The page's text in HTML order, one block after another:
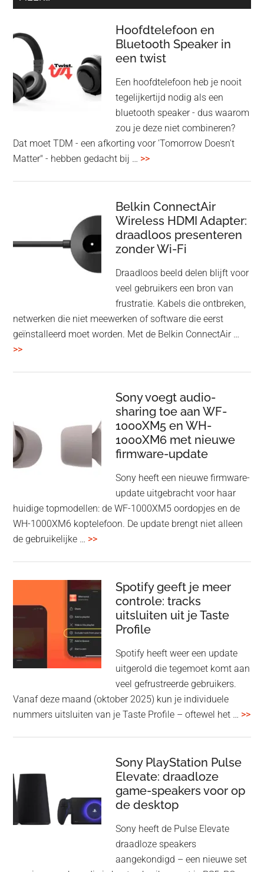
Hoofdtelefoon en
Bluetooth Speaker in
een twist
Een hoofdtelefoon heb je nooit
tegelijkertijd nodig als een
bluetooth speaker - dus waarom
zou je deze niet combineren?
Dat moet TDM - een afkorting voor 'Tomorrow Doesn't
Matter" - hebben gedacht bij … >>overHoofdtelefoon
Speaker
in
een
twist
Belkin ConnectAir
Wireless HDMI Adapter:
draadloos presenteren
zonder Wi-Fi
Draadloos beeld delen blijft voor
veel gebruikers een bron van
frustratie. Kabels die ontbreken,
netwerken die niet meewerken of software die eerst
geïnstalleerd moet worden. Met de Belkin ConnectAir …
>>overBelkin
draadloos
presenteren
zonder
Wi-
Sony voegt audio-
sharing toe aan WF-
1000XM5 en WH-
1000XM6 met nieuwe
firmware-update
Sony heeft een nieuwe firmware-
update uitgebracht voor haar
huidige topmodellen: de WF-1000XM5 oordopjes en de
WH-1000XM6 koptelefoon. De update brengt niet alleen
de gebruikelijke … >>overSony
sharing
WF-
en
1000XM6
nieuwe
Spotify geeft je meer
controle: tracks
uitsluiten uit je Taste
Profile
Spotify heeft weer een update
uitgerold die tegemoet komt aan
veel gefrustreerde gebruikers.
Vanaf deze maand (oktober 2025) kun je individuele
nummers uitsluiten van je Taste Profile – oftewel het … >>
Sony PlayStation Pulse
Elevate: draadloze
game-speakers voor op
de desktop
Sony heeft de Pulse Elevate
draadloze speakers
aangekondigd – een nieuwe set